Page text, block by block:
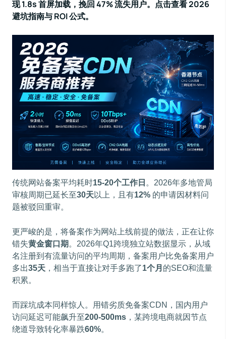
现 1.8s 首屏加载，挽回 47% 流失用户。点击查看 2026
避坑指南与 ROI 公式。
传统网站备案平均耗时15-20个工作日 。2026年多地管局
审核周期已延长至30天以上，且有12% 的申请因材料问
题被驳回重审。
更严峻的是，将备案作为网站上线前提的做法，正在让你
错失黄金窗口期 。2026年Q1跨境独立站数据显示，从域
名注册到有流量访问的平均周期，备案用户比免备案用户
多出35天 ，相当于直接让对手多跑了1个月 的SEO和流量
积累。
而踩坑成本同样惊人。用错劣质免备案CDN，国内用户
访问延迟可能飙升至200-500ms ，某跨境电商就因节点
绕道导致转化率暴跌60%。